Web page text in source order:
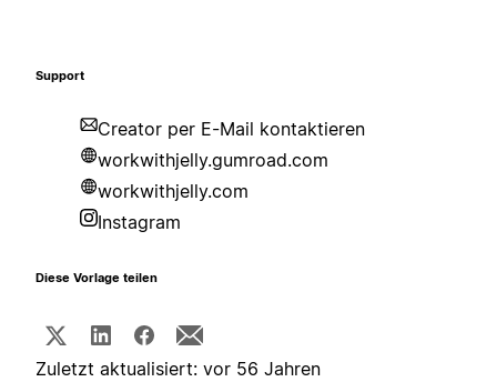
Support
Creator per E-Mail kontaktieren
workwithjelly.gumroad.com
workwithjelly.com
Instagram
Diese Vorlage teilen
Zuletzt aktualisiert: vor 56 Jahren